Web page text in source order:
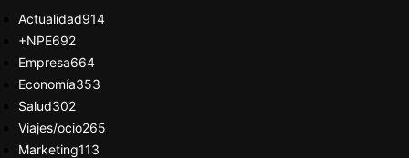
Actualidad914
+NPE692
Empresa664
Economía353
Salud302
Viajes/ocio265
Marketing113